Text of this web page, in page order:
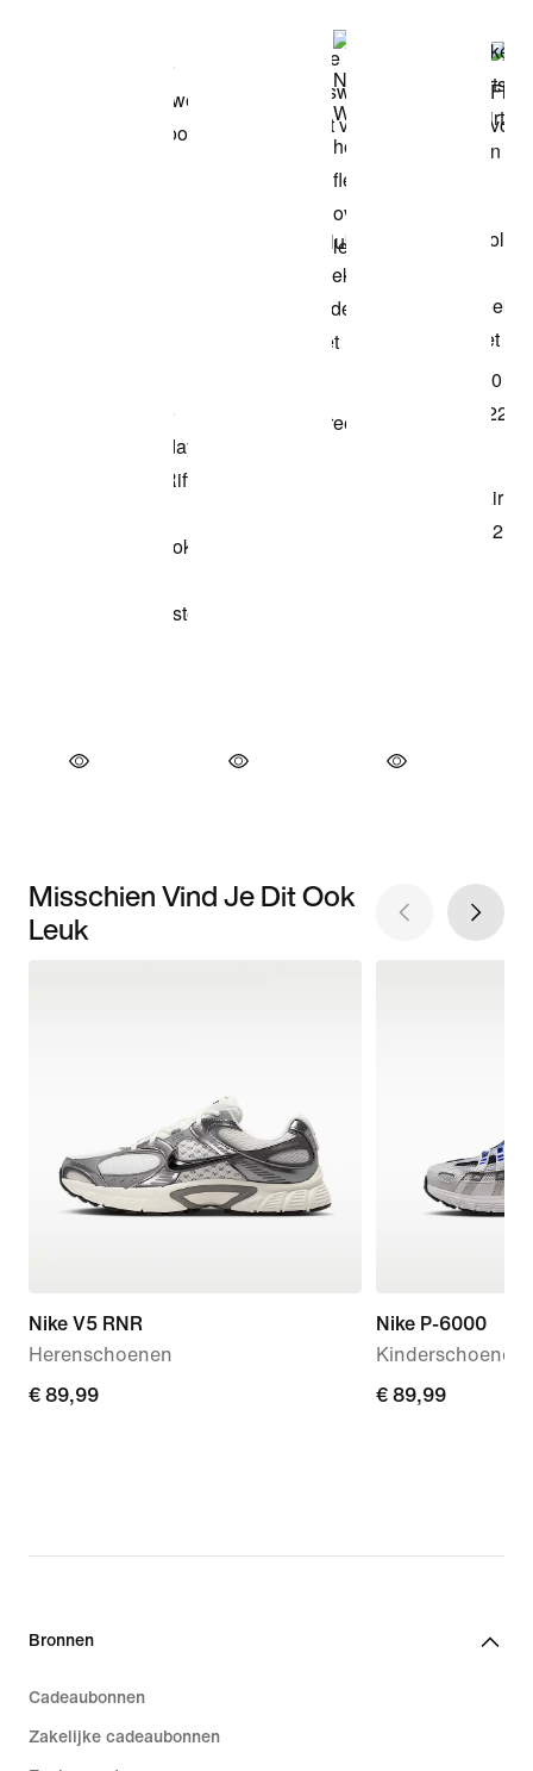
Misschien Vind Je Dit Ook
Leuk
Nike V5 RNR
Herenschoenen
€ 89,99
€ 89,99
Nike P-6000
Kinderschoenen
€ 89,99
€ 89,99
Bronnen
Cadeaubonnen
Zakelijke cadeaubonnen